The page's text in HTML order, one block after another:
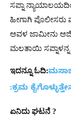
ಸಪ್ನಾ
ಹೀಗಾಗಿ
ಅವಳ ಜಾಮೀನು
ಮಲತಾಯಿ ಸಪ್ನಾಳನ್ನ‌
ಇದನ್ನೂ ಓದಿ:
:ಕ್ರಮ
ಏನಿದು ಘಟನೆ ?